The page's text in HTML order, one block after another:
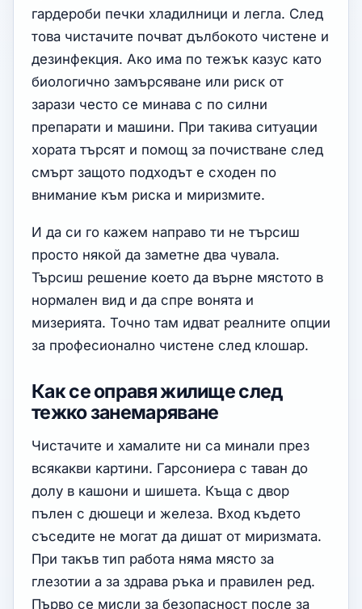
гардероби печки хладилници и легла. След
това чистачите почват дълбокото чистене и
дезинфекция. Ако има по тежък казус като
биологично замърсяване или риск от
зарази често се минава с по силни
препарати и машини. При такива ситуации
хората търсят и помощ за почистване след
смърт защото подходът е сходен по
внимание към риска и миризмите.
И да си го кажем направо ти не търсиш
просто някой да заметне два чувала.
Търсиш решение което да върне мястото в
нормален вид и да спре вонята и
мизерията. Точно там идват реалните опции
за професионално чистене след клошар.
Как се оправя жилище след
тежко занемаряване
Чистачите и хамалите ни са минали през
всякакви картини. Гарсониера с таван до
долу в кашони и шишета. Къща с двор
пълен с дюшеци и железа. Вход където
съседите не могат да дишат от миризмата.
При такъв тип работа няма място за
глезотии а за здрава ръка и правилен ред.
Първо се мисли за безопасност после за